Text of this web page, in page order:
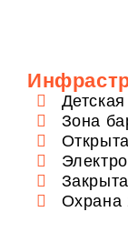
Зона
Охрана